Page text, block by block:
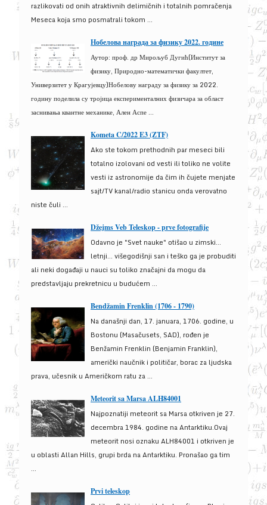
razlikovati od onih atraktivnih delimičnih i totalnih pomračenja
Meseca koja smo posmatrali tokom ...
Нобелова награда за физику 2022. године
Аутор: проф. др Мирољуб Дугић(Институт за
физику, Природно-математички факултет,
Универзитет у Крагујевцу)Нобелову награду за физику за 2022.
годину поделила су тројица експерименталних физичара за област
заснивања квантне механике, Ален Аспе ...
Kometa C/2022 E3 (ZTF)
Ako ste tokom prethodnih par meseci bili
totalno izolovani od vesti ili toliko ne volite
vesti iz astronomije da čim ih čujete menjate
sajt/TV kanal/radio stanicu onda verovatno
niste čuli ...
Džejms Veb Teleskop - prve fotografije
Odavno je "Svet nauke" otišao u zimski...
letnji... višegodišnji san i teško ga je probuditi
ali neki događaji u nauci su toliko značajni da mogu da
predstavljaju prekretnicu u budućem ...
Bendžamin Frenklin (1706 - 1790)
Na današnji dan, 17. januara, 1706. godine, u
Bostonu (Masačusets, SAD), rođen je
Benžamin Frenklin (Benjamin Franklin),
američki naučnik i političar, borac za ljudska
prava, učesnik u Američkom ratu za ...
Meteorit sa Marsa ALH84001
Najpoznatiji meteorit sa Marsa otkriven je 27.
decembra 1984. godine na Antarktiku.Ovaj
meteorit nosi oznaku ALH84001 i otkriven je
u oblasti Allan Hills, grupi brda na Antarktiku. Pronašao ga tim
...
Prvi teleskop